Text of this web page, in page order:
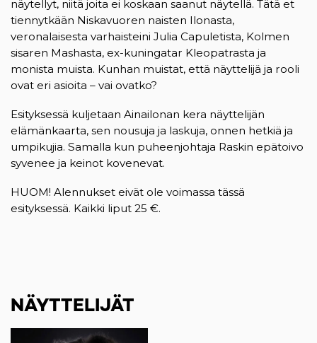
näytellyt, niitä joita ei koskaan saanut näytellä. Tätä et
tiennytkään Niskavuoren naisten Ilonasta,
veronalaisesta varhaisteini Julia Capuletista, Kolmen
sisaren Mashasta, ex-kuningatar Kleopatrasta ja
monista muista. Kunhan muistat, että näyttelijä ja rooli
ovat eri asioita – vai ovatko?
Esityksessä kuljetaan Ainailonan kera näyttelijän
elämänkaarta, sen nousuja ja laskuja, onnen hetkiä ja
umpikujia. Samalla kun puheenjohtaja Raskin epätoivo
syvenee ja keinot kovenevat.
HUOM! Alennukset eivät ole voimassa tässä
esityksessä. Kaikki liput 25 €.
NÄYTTELIJÄT